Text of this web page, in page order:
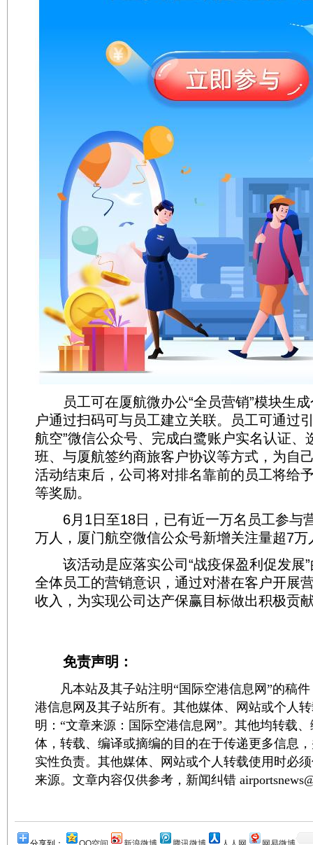
员工可在厦航微办公“全员营销”模块生成
户通过扫码可与员工建立关联。员工可通过
航空”微信公众号、完成白鹭账户实名认证、
班、与厦航签约商旅客户协议等方式，为自
活动结束后，公司将对排名靠前的员工将给
等奖励。
6月1日至18日，已有近一万名员工参与
万人，厦门航空微信公众号新增关注量超7万
该活动是应落实公司“战疫保盈利促发展”
全体员工的营销意识，通过对潜在客户开展
收入，为实现公司达产保赢目标做出积极贡
免责声明：
凡本站及其子站注明“国际空港信息网”的稿件
港信息网及其子站所有。其他媒体、网站或个人
明：“文章来源：国际空港信息网”。其他均转载
体，转载、编译或摘编的目的在于传递更多信息
实性负责。其他媒体、网站或个人转载使用时必
来源。文章内容仅供参考，新闻纠错